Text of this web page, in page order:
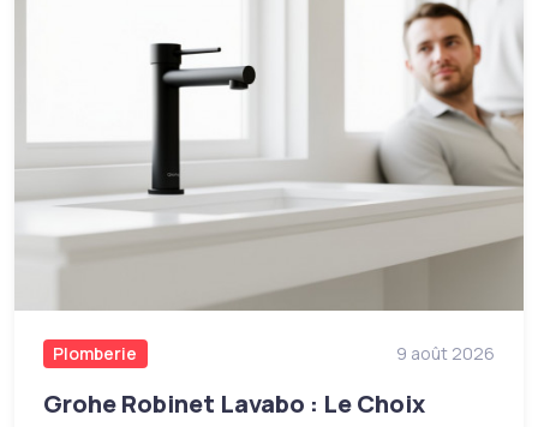
Plomberie 9 août 2026
Grohe Robinet Lavabo : Le Choix